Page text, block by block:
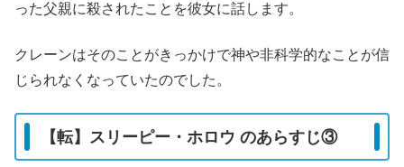
った父親に殺されたことを彼女に話します。
クレーンはそのことがきっかけで神や非科学的なことが信
じられなくなっていたのでした。
【転】スリーピー・ホロウ のあらすじ③